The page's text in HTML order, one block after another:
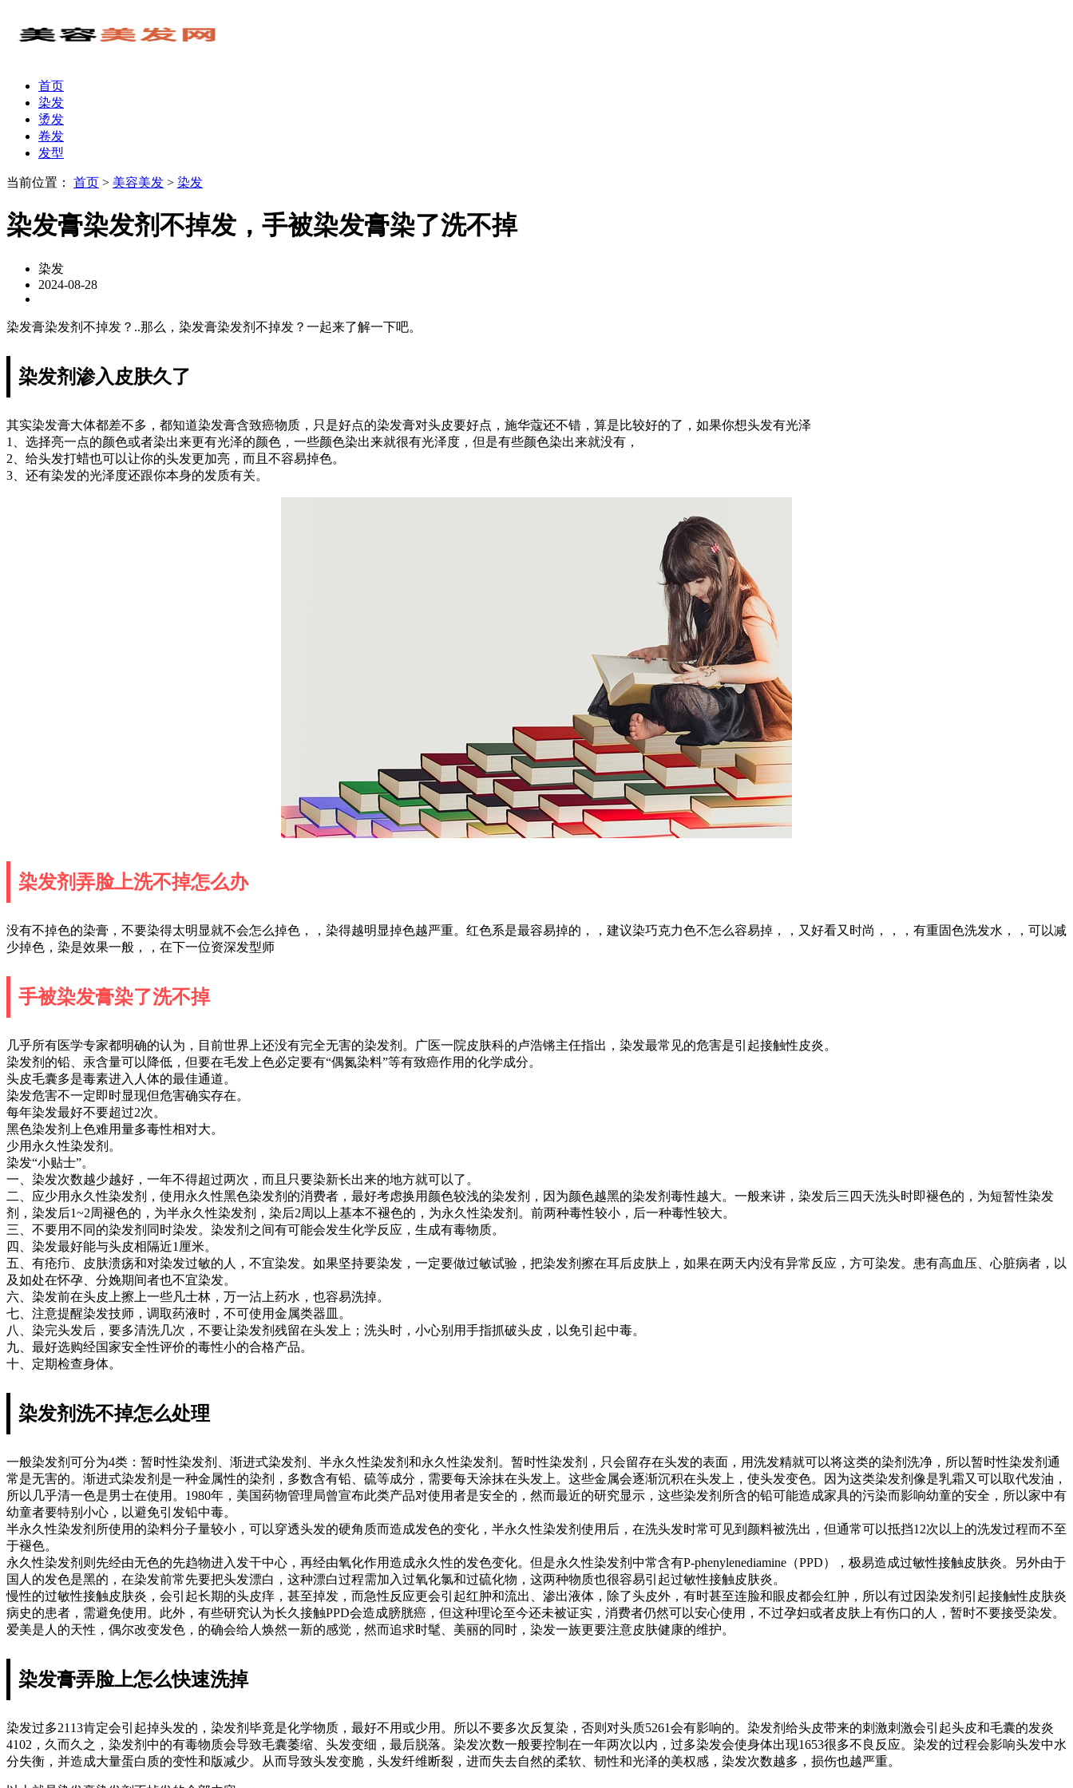
首页
染发
烫发
卷发
发型
当前位置： 首页 > 美容美发 > 染发
染发膏染发剂不掉发，手被染发膏染了洗不掉
染发
2024-08-28
染发膏染发剂不掉发？..那么，染发膏染发剂不掉发？一起来了解一下吧。
染发剂渗入皮肤久了
其实染发膏大体都差不多，都知道染发膏含致癌物质，只是好点的染发膏对头皮要好点，施华蔻还不错，算是比较好的了，如果你想头发有光泽
1、选择亮一点的颜色或者染出来更有光泽的颜色，一些颜色染出来就很有光泽度，但是有些颜色染出来就没有，
2、给头发打蜡也可以让你的头发更加亮，而且不容易掉色。
3、还有染发的光泽度还跟你本身的发质有关。
染发剂弄脸上洗不掉怎么办
没有不掉色的染膏，不要染得太明显就不会怎么掉色，，染得越明显掉色越严重。红色系是最容易掉的，，建议染巧克力色不怎么容易掉，，又好看又时尚，，，有重固色洗发水，，可以减
少掉色，染是效果一般，，在下一位资深发型师
手被染发膏染了洗不掉
几乎所有医学专家都明确的认为，目前世界上还没有完全无害的染发剂。广医一院皮肤科的卢浩锵主任指出，染发最常见的危害是引起接触性皮炎。
染发剂的铅、汞含量可以降低，但要在毛发上色必定要有“偶氮染料”等有致癌作用的化学成分。
头皮毛囊多是毒素进入人体的最佳通道。
染发危害不一定即时显现但危害确实存在。
每年染发最好不要超过2次。
黑色染发剂上色难用量多毒性相对大。
少用永久性染发剂。
染发“小贴士”。
一、染发次数越少越好，一年不得超过两次，而且只要染新长出来的地方就可以了。
二、应少用永久性染发剂，使用永久性黑色染发剂的消费者，最好考虑换用颜色较浅的染发剂，因为颜色越黑的染发剂毒性越大。一般来讲，染发后三四天洗头时即褪色的，为短暂性染发
剂，染发后1~2周褪色的，为半永久性染发剂，染后2周以上基本不褪色的，为永久性染发剂。前两种毒性较小，后一种毒性较大。
三、不要用不同的染发剂同时染发。染发剂之间有可能会发生化学反应，生成有毒物质。
四、染发最好能与头皮相隔近1厘米。
五、有疮疖、皮肤溃疡和对染发过敏的人，不宜染发。如果坚持要染发，一定要做过敏试验，把染发剂擦在耳后皮肤上，如果在两天内没有异常反应，方可染发。患有高血压、心脏病者，以
及如处在怀孕、分娩期间者也不宜染发。
六、染发前在头皮上擦上一些凡士林，万一沾上药水，也容易洗掉。
七、注意提醒染发技师，调取药液时，不可使用金属类器皿。
八、染完头发后，要多清洗几次，不要让染发剂残留在头发上；洗头时，小心别用手指抓破头皮，以免引起中毒。
九、最好选购经国家安全性评价的毒性小的合格产品。
十、定期检查身体。
染发剂洗不掉怎么处理
一般染发剂可分为4类：暂时性染发剂、渐进式染发剂、半永久性染发剂和永久性染发剂。暂时性染发剂，只会留存在头发的表面，用洗发精就可以将这类的染剂洗净，所以暂时性染发剂通
常是无害的。渐进式染发剂是一种金属性的染剂，多数含有铅、硫等成分，需要每天涂抹在头发上。这些金属会逐渐沉积在头发上，使头发变色。因为这类染发剂像是乳霜又可以取代发油，
所以几乎清一色是男士在使用。1980年，美国药物管理局曾宣布此类产品对使用者是安全的，然而最近的研究显示，这些染发剂所含的铅可能造成家具的污染而影响幼童的安全，所以家中有
幼童者要特别小心，以避免引发铅中毒。
半永久性染发剂所使用的染料分子量较小，可以穿透头发的硬角质而造成发色的变化，半永久性染发剂使用后，在洗头发时常可见到颜料被洗出，但通常可以抵挡12次以上的洗发过程而不至
于褪色。
永久性染发剂则先经由无色的先趋物进入发干中心，再经由氧化作用造成永久性的发色变化。但是永久性染发剂中常含有P-phenylenediamine（PPD），极易造成过敏性接触皮肤炎。另外由于
国人的发色是黑的，在染发前常先要把头发漂白，这种漂白过程需加入过氧化氯和过硫化物，这两种物质也很容易引起过敏性接触皮肤炎。
慢性的过敏性接触皮肤炎，会引起长期的头皮痒，甚至掉发，而急性反应更会引起红肿和流出、渗出液体，除了头皮外，有时甚至连脸和眼皮都会红肿，所以有过因染发剂引起接触性皮肤炎
病史的患者，需避免使用。此外，有些研究认为长久接触PPD会造成膀胱癌，但这种理论至今还未被证实，消费者仍然可以安心使用，不过孕妇或者皮肤上有伤口的人，暂时不要接受染发。
爱美是人的天性，偶尔改变发色，的确会给人焕然一新的感觉，然而追求时髦、美丽的同时，染发一族更要注意皮肤健康的维护。
染发膏弄脸上怎么快速洗掉
染发过多2113肯定会引起掉头发的，染发剂毕竟是化学物质，最好不用或少用。所以不要多次反复染，否则对头质5261会有影响的。染发剂给头皮带来的刺激刺激会引起头皮和毛囊的发炎
4102，久而久之，染发剂中的有毒物质会导致毛囊萎缩、头发变细，最后脱落。染发次数一般要控制在一年两次以内，过多染发会使身体出现1653很多不良反应。染发的过程会影响头发中水
分失衡，并造成大量蛋白质的变性和版减少。从而导致头发变脆，头发纤维断裂，进而失去自然的柔软、韧性和光泽的美权感，染发次数越多，损伤也越严重。